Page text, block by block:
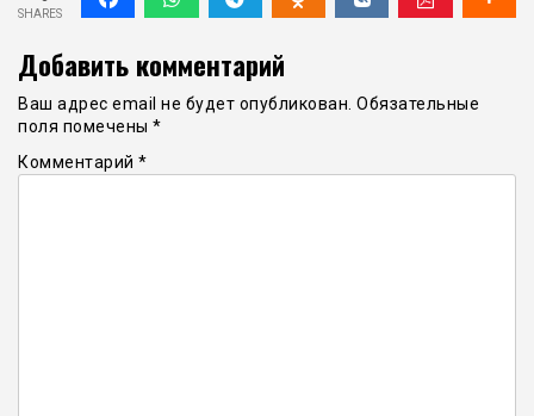
SHARES
Добавить комментарий
Ваш адрес email не будет опубликован. Обязательные
поля помечены *
Комментарий *